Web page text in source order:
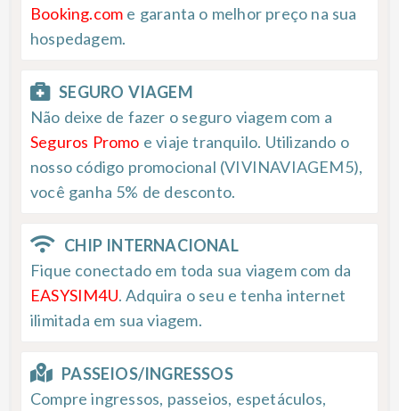
Booking.com e garanta o melhor preço na sua
hospedagem.
SEGURO VIAGEM
Não deixe de fazer o seguro viagem com a
Seguros Promo e viaje tranquilo. Utilizando o
nosso código promocional (VIVINAVIAGEM5),
você ganha 5% de desconto.
CHIP INTERNACIONAL
Fique conectado em toda sua viagem com da
EASYSIM4U. Adquira o seu e tenha internet
ilimitada em sua viagem.
PASSEIOS/INGRESSOS
Compre ingressos, passeios, espetáculos,